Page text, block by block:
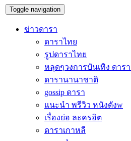
Toggle navigation
ข่าวดารา
ดาราไทย
รูปดาราไทย
หลุดๆวงการบันเทิง ดาร
ดารานานาชาติ
gossip ดารา
แนะนำ พรีวิว หนังดังw
เรื่องย่อ ละครฮิต
ดาราเกาหลี